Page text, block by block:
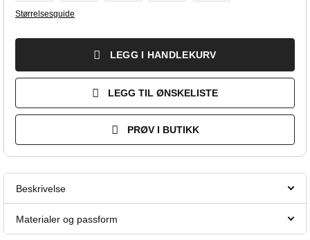
Størrelsesguide
LEGG I HANDLEKURV
LEGG TIL ØNSKELISTE
PRØV I BUTIKK
Beskrivelse
Materialer og passform